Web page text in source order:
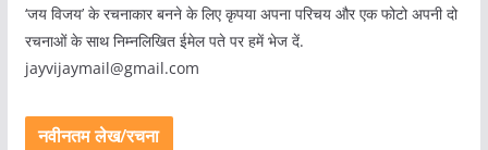
‘जय विजय’ के रचनाकार बनने के लिए कृपया अपना परिचय और एक फोटो अपनी दो
रचनाओं के साथ निम्नलिखित ईमेल पते पर हमें भेज दें.
jayvijaymail@gmail.com
नवीनतम लेख/रचना